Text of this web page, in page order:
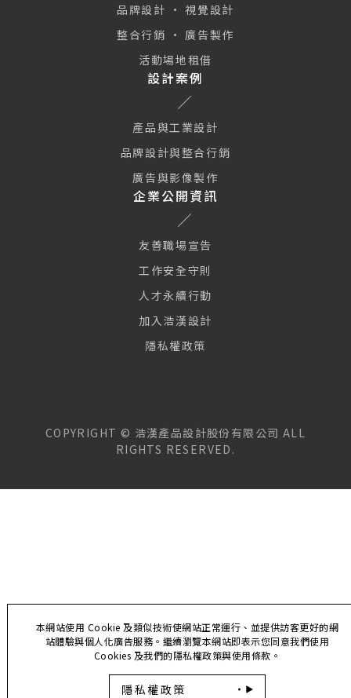
品牌設計 · 視覺設計
整合行銷 · 廣告製作
活動場地租借
設計案例
產品與工業設計
品牌設計與整合行銷
廣告與影像製作
企業公開資訊
友善職場宣告
工作安全守則
人才永續行動
加入浩漢設計
隱私權政策
COPYRIGHT © 浩漢產品設計股份有限公司 ALL
RIGHTS RESERVED.
本網站使用 Cookie 及類似技術使網站正常運行、並提供訪客更好的網
站體驗與個人化廣告服務。繼續瀏覽本網站即表示您同意我們使用
Cookies 及我們的隱私權政策與使用條款。
隱私權政策